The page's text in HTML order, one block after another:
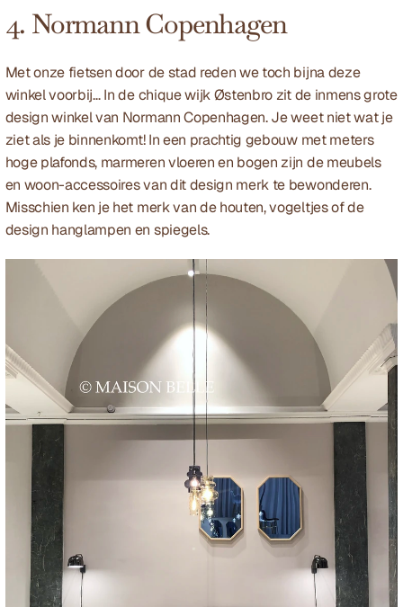
4. Normann Copenhagen
Met onze fietsen door de stad reden we toch bijna deze
winkel voorbij… In de chique wijk Østenbro zit de inmens grote
design winkel van Normann Copenhagen. Je weet niet wat je
ziet als je binnenkomt! In een prachtig gebouw met meters
hoge plafonds, marmeren vloeren en bogen zijn de meubels
en woon-accessoires van dit design merk te bewonderen.
Misschien ken je het merk van de houten, vogeltjes of de
design hanglampen en spiegels.